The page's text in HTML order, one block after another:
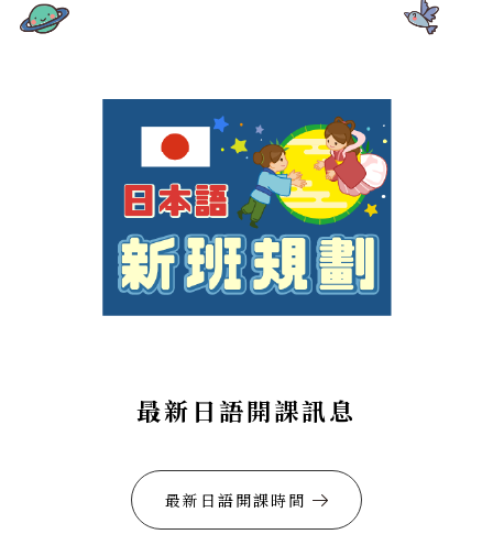
最新日語開課訊息
最新日語開課時間